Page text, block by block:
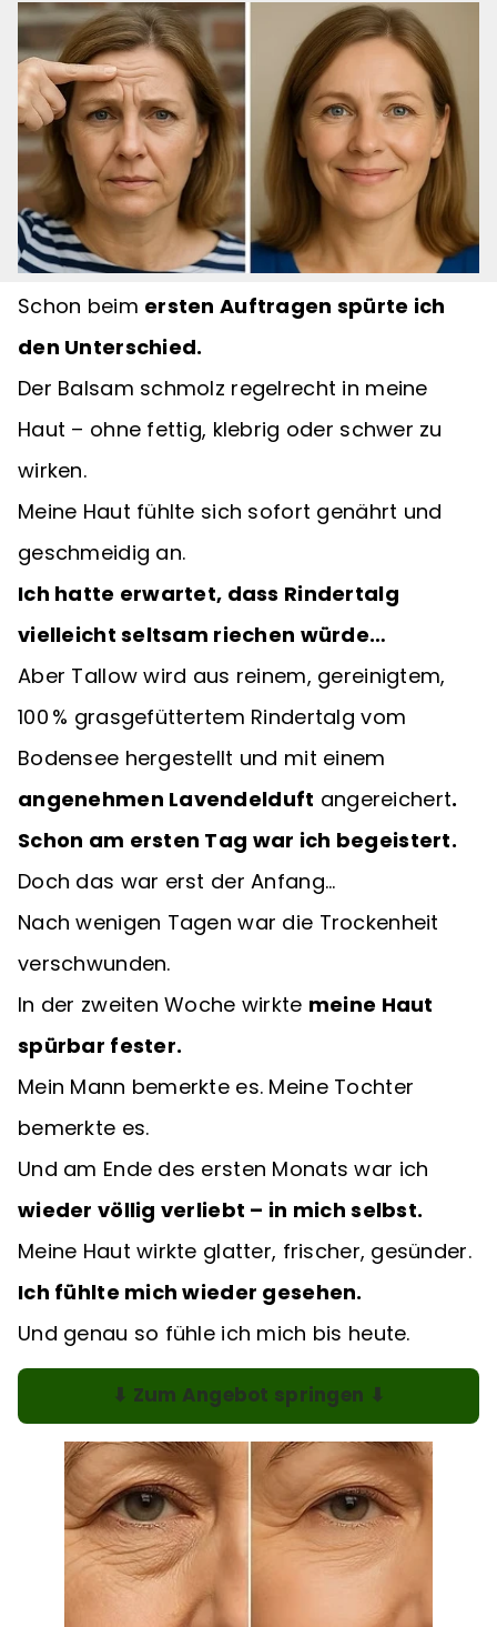
Schon beim ersten Auftragen spürte ich
den Unterschied.
Der Balsam schmolz regelrecht in meine
Haut – ohne fettig, klebrig oder schwer zu
wirken.
Meine Haut fühlte sich sofort genährt und
geschmeidig an.
Ich hatte erwartet, dass Rindertalg
vielleicht seltsam riechen würde…
Aber Tallow wird aus reinem, gereinigtem,
100 % grasgefüttertem Rindertalg vom
Bodensee hergestellt und mit einem
angenehmen Lavendelduft angereichert.
Schon am ersten Tag war ich begeistert.
Doch das war erst der Anfang…
Nach wenigen Tagen war die Trockenheit
verschwunden.
In der zweiten Woche wirkte meine Haut
spürbar fester.
Mein Mann bemerkte es. Meine Tochter
bemerkte es.
Und am Ende des ersten Monats war ich
wieder völlig verliebt – in mich selbst.
Meine Haut wirkte glatter, frischer, gesünder.
Ich fühlte mich wieder gesehen.
Und genau so fühle ich mich bis heute.
⬇ Zum Angebot springen ⬇